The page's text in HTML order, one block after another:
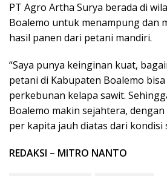
PT Agro Artha Surya berada di
Boalemo untuk menampung dan
hasil panen dari petani mandiri.
“Saya punya keinginan kuat,
petani di Kabupaten Boalemo
perkebunan kelapa sawit.
Boalemo makin sejahtera,
per kapita jauh diatas dari kondisi
REDAKSI – MITRO NANTO